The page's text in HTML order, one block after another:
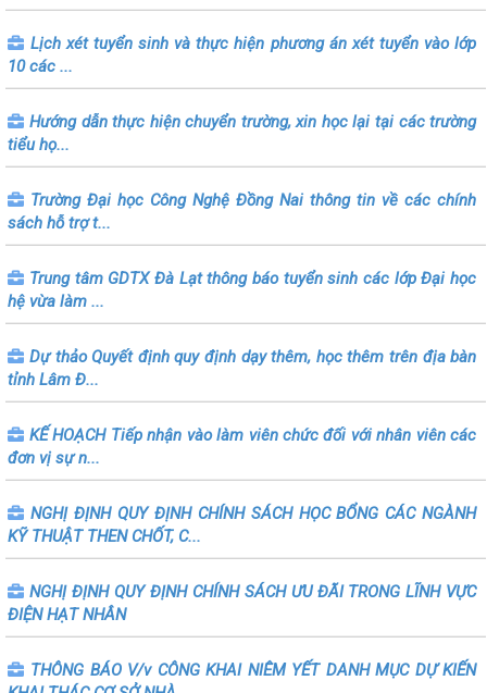
Lịch xét tuyển sinh và thực hiện phương án xét tuyển vào lớp
10 các ...
Hướng dẫn thực hiện chuyển trường, xin học lại tại các trường
tiểu họ...
Trường Đại học Công Nghệ Đồng Nai thông tin về các chính
sách hỗ trợ t...
Trung tâm GDTX Đà Lạt thông báo tuyển sinh các lớp Đại học
hệ vừa làm ...
Dự thảo Quyết định quy định dạy thêm, học thêm trên địa bàn
tỉnh Lâm Đ...
KẾ HOẠCH Tiếp nhận vào làm viên chức đối với nhân viên các
đơn vị sự n...
NGHỊ ĐỊNH QUY ĐỊNH CHÍNH SÁCH HỌC BỔNG CÁC NGÀNH
KỸ THUẬT THEN CHỐT, C...
NGHỊ ĐỊNH QUY ĐỊNH CHÍNH SÁCH ƯU ĐÃI TRONG LĨNH VỰC
ĐIỆN HẠT NHÂN
THÔNG BÁO V/v CÔNG KHAI NIÊM YẾT DANH MỤC DỰ KIẾN